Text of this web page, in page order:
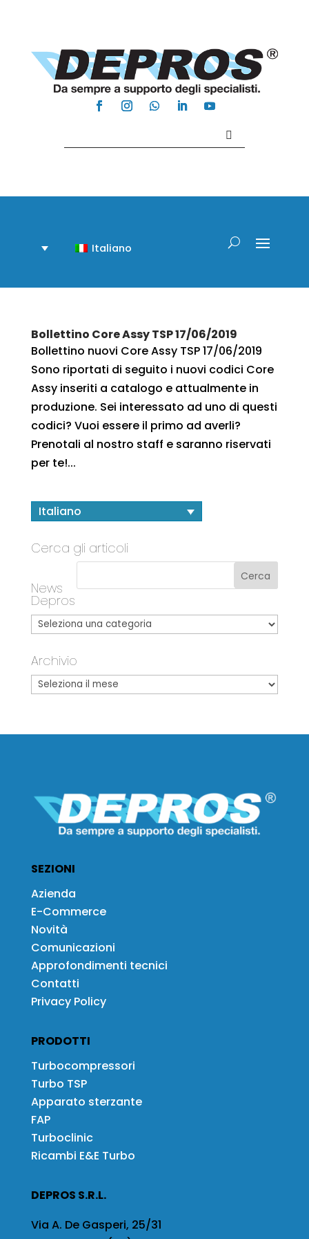
Italiano
Bollettino Core Assy TSP 17/06/2019
Bollettino nuovi Core Assy TSP 17/06/2019
Sono riportati di seguito i nuovi codici Core
Assy inseriti a catalogo e attualmente in
produzione. Sei interessato ad uno di questi
codici? Vuoi essere il primo ad averli?
Prenotali al nostro staff e saranno riservati
per te!...
Italiano
Cerca gli articoli
News
Depros
Archivio
SEZIONI
Azienda
E-Commerce
Novità
Comunicazioni
Approfondimenti tecnici
Contatti
Privacy Policy
PRODOTTI
Turbocompressori
Turbo TSP
Apparato sterzante
FAP
Turboclinic
Ricambi E&E Turbo
DEPROS S.R.L.
Via A. De Gasperi, 25/31